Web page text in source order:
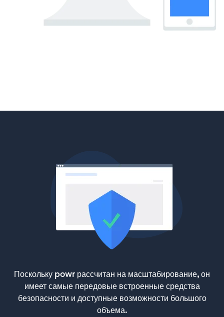
Поскольку powr рассчитан на масштабирование, он
имеет самые передовые встроенные средства
безопасности и доступные возможности большого
объема.